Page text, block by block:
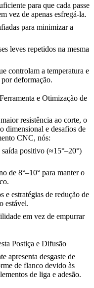
para que cada passe
vez de apenas esfregá-la.
para minimizar a
leves repetidos na mesma
controlam a temperatura e
deformação.
e Otimização de
resistência ao corte, o
dimensional e desafios de
CNC, nós:
positivo (≈15°–20°)
de 8°–10° para manter o
e estratégias de redução de
estável.
em vez de empurrar
Postiça e Difusão
apresenta desgaste de
de flanco devido às
de liga e adesão.